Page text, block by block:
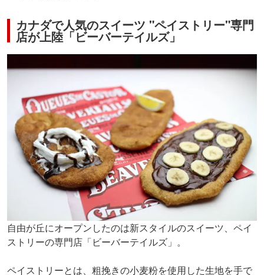
カナダで人気のスイーツ "ペイストリー"専門
店が上陸「ビーバーテイルズ」
自由が丘にオープンしたのは新スタイルのスイーツ、ペイ
ストリーの専門店「ビーバーテイルズ」。
ペイストリーとは、粗挽きの小麦粉を使用した生地を手で